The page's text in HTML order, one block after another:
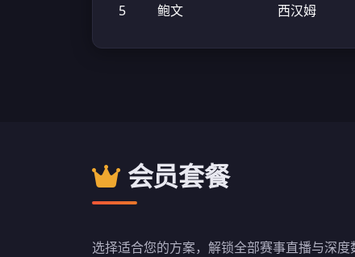
5
鲍文 西汉姆
会员套餐
选择适合您的方案，解锁全部赛事直播与深